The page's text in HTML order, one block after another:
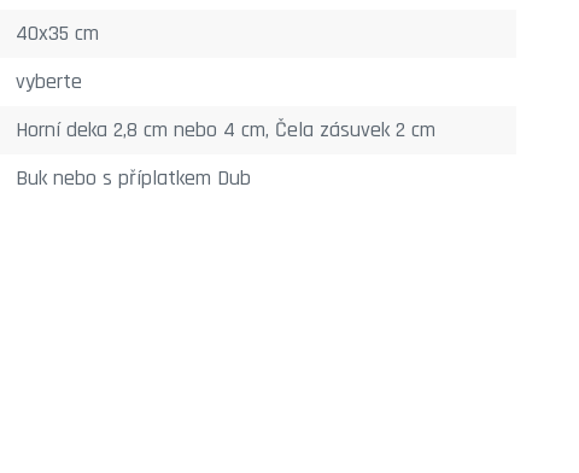
40x35 cm
vyberte
Horní deka 2,8 cm nebo 4 cm, Čela zásuvek 2 cm
Buk nebo s příplatkem Dub